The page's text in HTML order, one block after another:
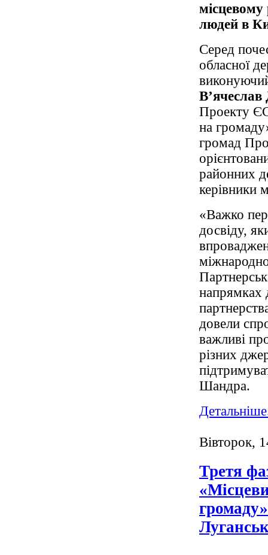
людей в
Серед
обласної
Проекту
на
громад
районних
керівники
«Важко
досвіду,
напрямках
довели
важливі
різних
Шандра.
Вівторок,
Третя